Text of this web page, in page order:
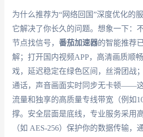
为什么推荐为“网络回国”深度优化的
它解决了你长久的问题。想象一下：
节点找信号， 番茄加速器的智能推荐
解；打开国内视频APP，高清画质顺
戏，延迟稳定在绿色区间，丝滑团战
通话，声音画面实时同步无卡顿——
流量和独享的高质量专线带宽（例如
撑。安全层面是底线，专业服务采用
（如 AES-256）保护你的数据传输，